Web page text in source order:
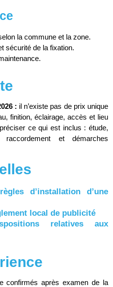
la commune et la zone.
sécurité de la fixation.
: il n’existe pas de prix unique
finition, éclairage, accès et lieu
ce qui est inclus : étude,
raccordement et démarches
d’installation d’une
local de publicité
relatives aux
confirmés après examen de la